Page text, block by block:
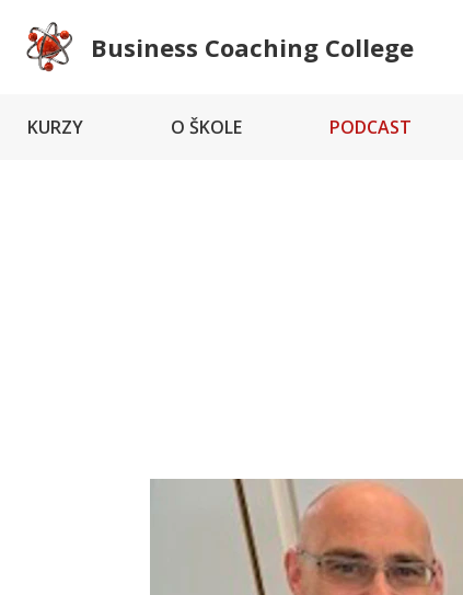
Business Coaching College
KURZY O ŠKOLE PODCAST